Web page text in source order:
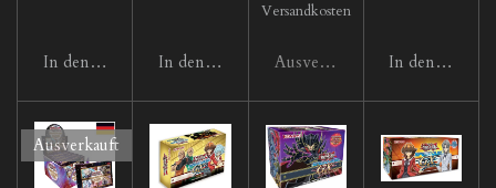
In den WarenkorbIn den Warenkorb
Versandkosten
Ausverkauft In den
Ausverkauft